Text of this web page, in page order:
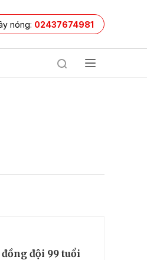
nóng: 02437674981
đội 99 tuổi